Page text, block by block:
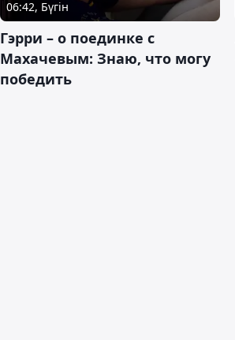
06:42, Бүгін
Гэрри – о поединке с
Махачевым: Знаю, что могу
победить